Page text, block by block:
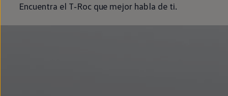
Encuentra el T‑Roc que mejor habla de ti.